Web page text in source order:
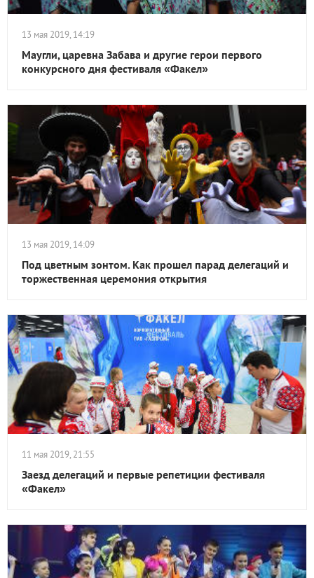
13 мая 2019, 14:19
Маугли, царевна Забава и другие герои первого
конкурсного дня фестиваля «Факел»
13 мая 2019, 14:09
Под цветным зонтом. Как прошел парад делегаций и
торжественная церемония открытия
11 мая 2019, 21:55
Заезд делегаций и первые репетиции фестиваля
«Факел»